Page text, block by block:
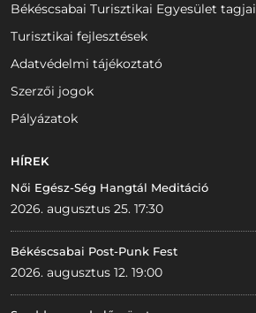
Békéscsabai Turisztikai Egyesület tagjai
Turisztikai fejlesztések
Adatvédelmi tájékoztató
Szerzői jogok
Pályázatok
HÍREK
Női Egész-Ség Hangtál Meditáció
2026. augusztus 25. 17:30
Békéscsabai Post-Punk Fest
2026. augusztus 12. 19:00